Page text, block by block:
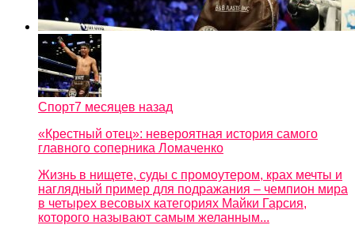
Спорт7 месяцев назад
«Крестный отец»: невероятная история самого
главного соперника Ломаченко
Жизнь в нищете, суды с промоутером, крах мечты и
наглядный пример для подражания – чемпион мира
в четырех весовых категориях Майки Гарсия,
которого называют самым желанным...